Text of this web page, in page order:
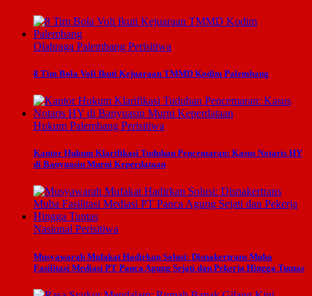
Olahraga Palembang Perisitiwa
8 Tim Bola Voli Ikuti Kejuaraan TMMD Kodim Palembang
Hukum Palembang Perisitiwa
Kantor Hukum Klarifikasi Tuduhan Pencemaran: Kasus Notaris HY
di Banyuasin Murni Keperdataan
Nasional Perisitiwa
Musyawarah Mufakat Hadirkan Solusi: Disnakertrans Muba
Fasilitasi Mediasi PT Panca Agung Sejati dan Pekerja Hingga Tuntas